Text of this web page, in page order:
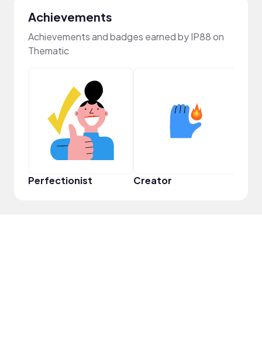
Achievements
Achievements and badges earned by IP88 on
Thematic
Perfectionist Creator